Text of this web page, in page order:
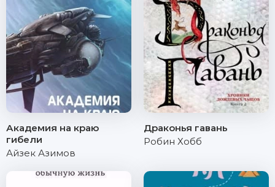
Академия на краю
гибели
Айзек Азимов
Драконья гавань
Робин Хобб